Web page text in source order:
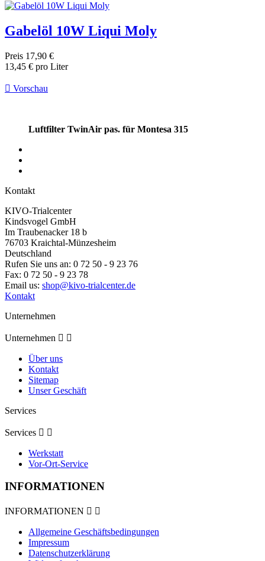
Gabelöl 10W Liqui Moly
Preis 17,90 €
13,45 € pro Liter
 Vorschau
Luftfilter TwinAir pas. für Montesa 315
Kontakt
KIVO-Trialcenter
Kindsvogel GmbH
Im Traubenacker 18 b
76703 Kraichtal-Münzesheim
Deutschland
Rufen Sie uns an: 0 72 50 - 9 23 76
Fax: 0 72 50 - 9 23 78
Email us: shop@kivo-trialcenter.de
Kontakt
Unternehmen
Unternehmen  
Über uns
Kontakt
Sitemap
Unser Geschäft
Services
Services  
Werkstatt
Vor-Ort-Service
INFORMATIONEN
INFORMATIONEN  
Allgemeine Geschäftsbedingungen
Impressum
Datenschutzerklärung